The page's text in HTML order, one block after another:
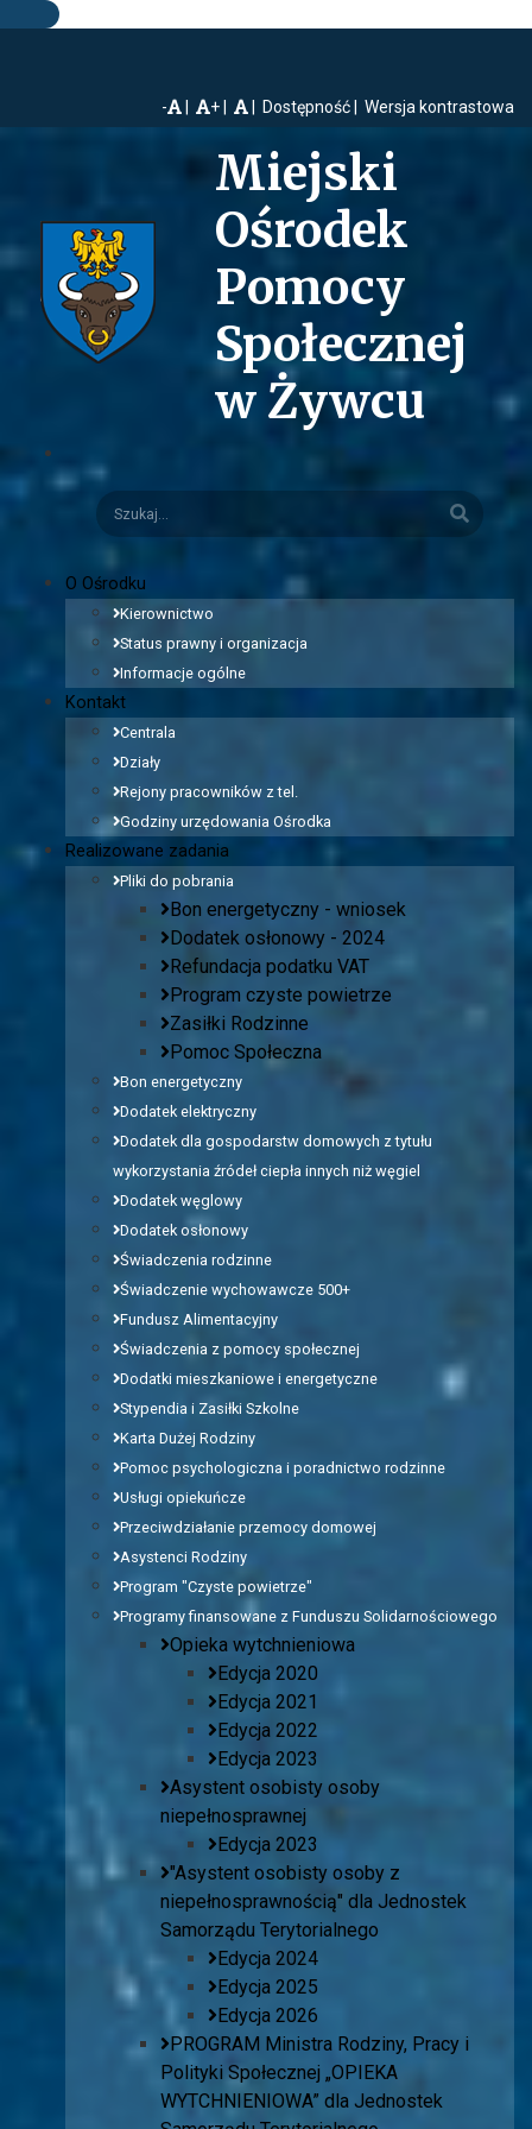
- + Dostępność Wersja kontrastowa
Miejski
Ośrodek
Pomocy
Społecznej
w Żywcu
Szukaj
O Ośrodku
Kierownictwo
Status prawny i organizacja
Informacje ogólne
Kontakt
Centrala
Działy
Rejony pracowników z tel.
Godziny urzędowania Ośrodka
Realizowane zadania
Pliki do pobrania
Bon energetyczny - wniosek
Dodatek osłonowy - 2024
Refundacja podatku VAT
Program czyste powietrze
Zasiłki Rodzinne
Pomoc Społeczna
Bon energetyczny
Dodatek elektryczny
Dodatek dla gospodarstw domowych z tytułu
wykorzystania źródeł ciepła innych niż węgiel
Dodatek węglowy
Dodatek osłonowy
Świadczenia rodzinne
Świadczenie wychowawcze 500+
Fundusz Alimentacyjny
Świadczenia z pomocy społecznej
Dodatki mieszkaniowe i energetyczne
Stypendia i Zasiłki Szkolne
Karta Dużej Rodziny
Pomoc psychologiczna i poradnictwo rodzinne
Usługi opiekuńcze
Przeciwdziałanie przemocy domowej
Asystenci Rodziny
Program "Czyste powietrze"
Programy finansowane z Funduszu Solidarnościowego
Opieka wytchnieniowa
Edycja 2020
Edycja 2021
Edycja 2022
Edycja 2023
Asystent osobisty osoby
niepełnosprawnej
Edycja 2023
"Asystent osobisty osoby z
niepełnosprawnością" dla Jednostek
Samorządu Terytorialnego
Edycja 2024
Edycja 2025
Edycja 2026
PROGRAM Ministra Rodziny, Pracy i
Polityki Społecznej „OPIEKA
WYTCHNIENIOWA” dla Jednostek